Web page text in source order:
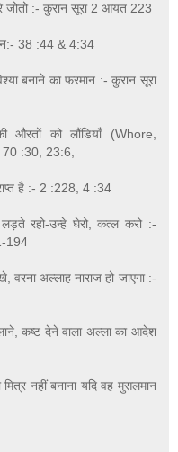
जोतो :- कुरान सूरा 2 आयत 223
38 :44 & 4:34
बनाने का फरमान :- कुरान सूरा
औरतों को लौंडियाँ (Whore,
70 :30, 23:6,
है :- 2 :228, 4 :34
रहो-उन्हे घेरो, कत्ल करो :-
194
वरना अल्लाह नाराज हो जाएगा :-
कष्ट देने वाला अल्ला का आदेश
नहीं बनाना यदि वह मुसलमान